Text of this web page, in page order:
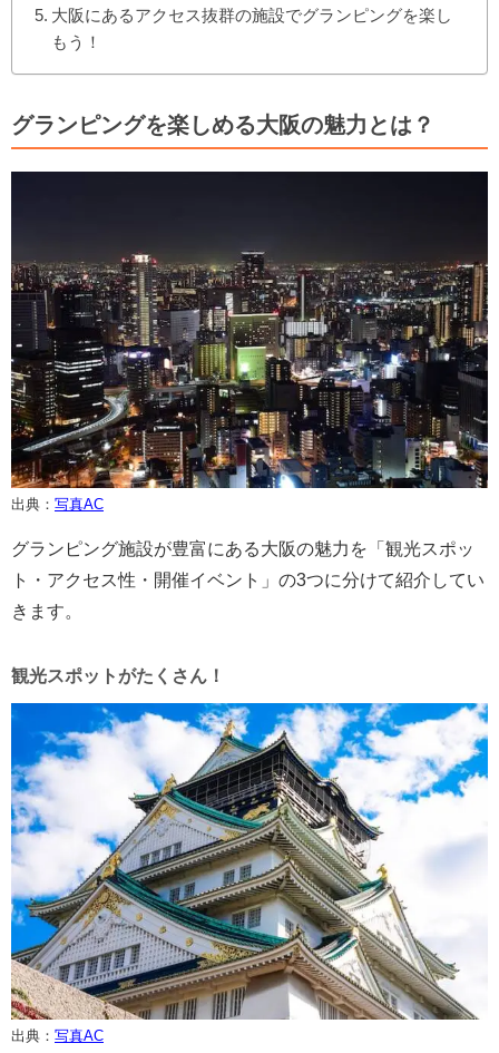
大阪にあるアクセス抜群の施設でグランピングを楽し
もう！
グランピングを楽しめる大阪の魅力とは？
出典： 写真AC
グランピング施設が豊富にある大阪の魅力を「観光スポッ
ト・アクセス性・開催イベント」の3つに分けて紹介してい
きます。
観光スポットがたくさん！
出典： 写真AC